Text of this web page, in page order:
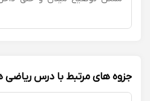
وجود نداره و با کمک استاد درس
میگیرم که مثل استاد
جزوه های مرتبط با درس